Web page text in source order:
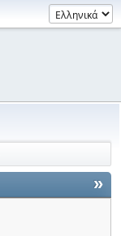
»